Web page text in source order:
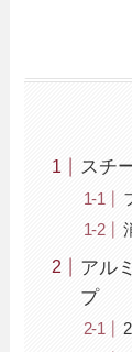
スチ
アル
プ